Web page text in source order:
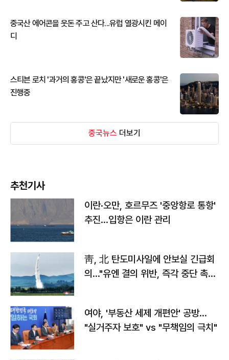
중국산 에어콘을 웃돈 주고 산다...유럽 열광시킨 메이
디
스티븐 로치 '과거의 홍콩'은 끝났지만 '새로운 홍콩'은
진행중
중국뉴스 더보기
추천기사
이란·오만, 호르무즈 '중앙항로 통항'
추진…입항은 이란 관리
靑, 北 탄도미사일에 안보실 긴급회
의…"유엔 결의 위반, 즉각 중단 촉
여야, '부동산 세제 개편안' 공방…
"실거주자 보호" vs "무책임의 극치"